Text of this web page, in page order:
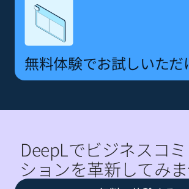
無料体験でお試しいただ
DeepLでビジネスコ
ションを革新してみ